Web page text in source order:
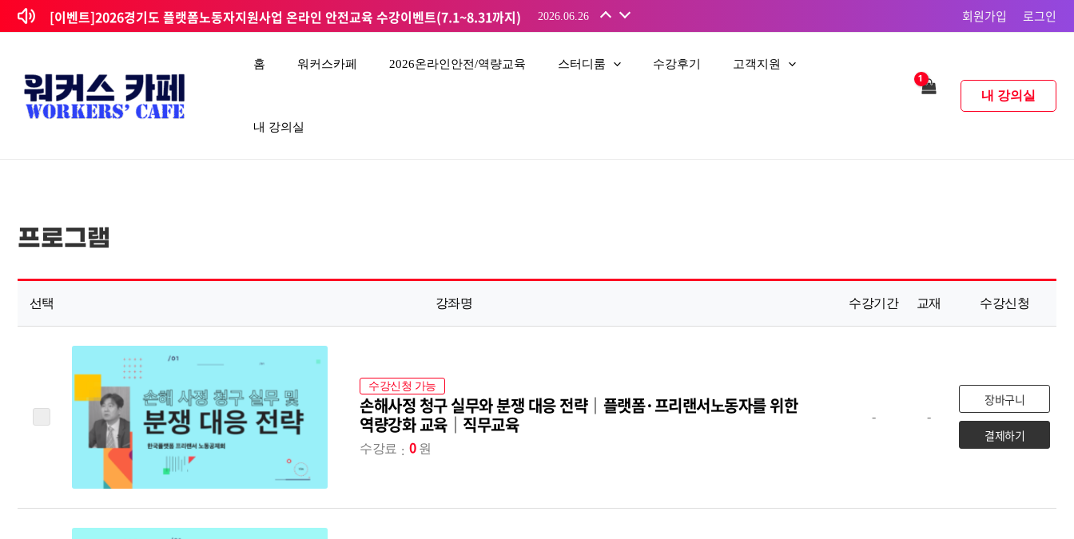
콘텐츠로
건너뛰기 [이벤트]2026경기도 플랫폼노동자지원사업 온라인 안전교육 수강이벤트(7.1~8.31까지) 2026.06.26
회원가입 로그인
홈 워커스카페 2026온라인안전/역량교육 스터디룸 수강후기 고객지원
내 강의실
내 강의실
프로그램
선택 강좌명 수강기간 교재 수강신청
수강신청 가능
손해사정 청구 실무와 분쟁 대응 전략｜플랫폼·프리랜서노동자를 위한
역량강화 교육｜직무교육
수강료 0원
- -
장바구니
결제하기